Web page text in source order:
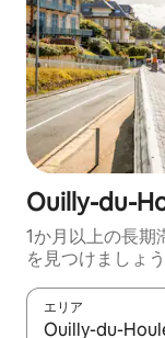
Ouilly-du-
1か月以上の長期
を見つけましょう
エリア
検索結果が表示